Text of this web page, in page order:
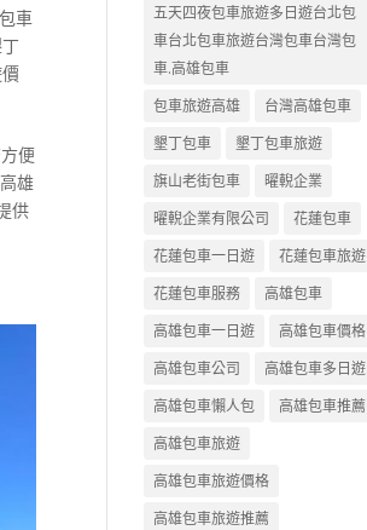
包車
便
雄
供
五天四夜包車旅遊多日遊台北包
車台北包車旅遊台灣包車台灣包
車.高雄包車
包車旅遊高雄
台灣高雄包車
墾丁包車
墾丁包車旅遊
旗山老街包車
曜輗企業
曜輗企業有限公司
花蓮包車
花蓮包車一日遊
花蓮包車旅遊
花蓮包車服務
高雄包車
高雄包車一日遊
高雄包車價格
高雄包車公司
高雄包車多日遊
高雄包車懶人包
高雄包車推薦
高雄包車旅遊
高雄包車旅遊價格
高雄包車旅遊推薦